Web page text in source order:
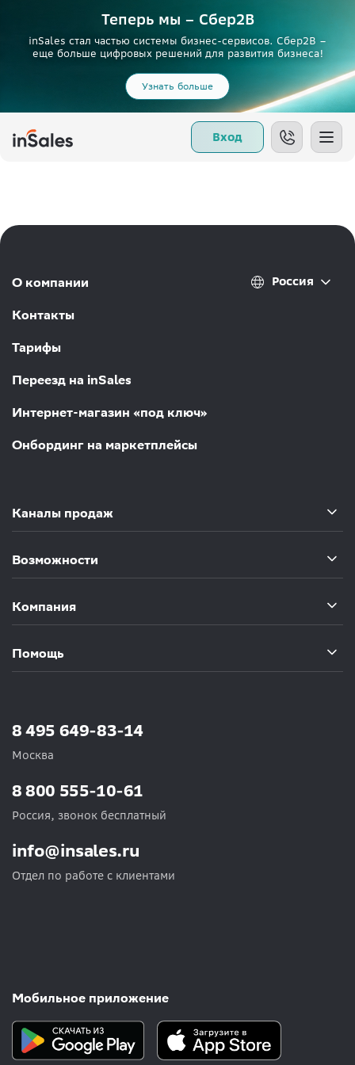
Теперь мы – Сбер2B
inSales стал частью системы бизнес-сервисов. Сбер2В –
еще больше цифровых решений для развития бизнеса!
Узнать больше
Вход
О компании
Контакты
Тарифы
Переезд на inSales
Интернет-магазин «под ключ»
Онбординг на маркетплейсы
Россия
Каналы продаж
Возможности
Компания
Помощь
8 495 649-83-14
Москва
info@insales.ru
Отдел по работе с клиентами
8 800 555-10-61
Россия, звонок бесплатный
Мобильное приложение